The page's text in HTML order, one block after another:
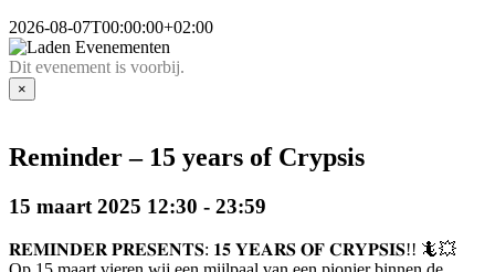
2026-08-07T00:00:00+02:00
Dit evenement is voorbij.
×
Reminder – 15 years of Crypsis
15 maart 2025 12:30 - 23:59
𝐑𝐄𝐌𝐈𝐍𝐃𝐄𝐑 𝐏𝐑𝐄𝐒𝐄𝐍𝐓𝐒: 𝟏𝟓 𝐘𝐄𝐀𝐑𝐒 𝐎𝐅 𝐂𝐑𝐘𝐏𝐒𝐈𝐒!! 🦎💥